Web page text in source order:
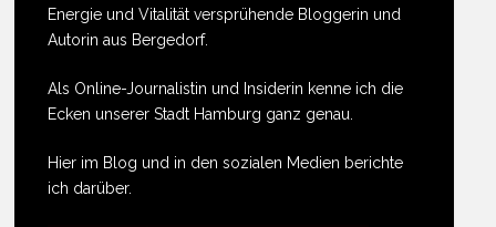
Energie und Vitalität versprühende Bloggerin und
Autorin aus Bergedorf.
Als Online-Journalistin und Insiderin kenne ich die
Ecken unserer Stadt Hamburg ganz genau.
Hier im Blog und in den sozialen Medien berichte
ich darüber.